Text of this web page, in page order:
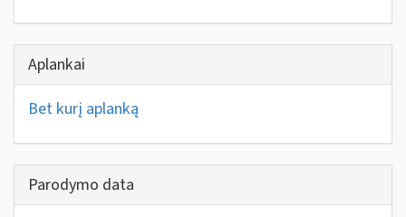
Aplankai
Bet kurį aplanką
Parodymo data